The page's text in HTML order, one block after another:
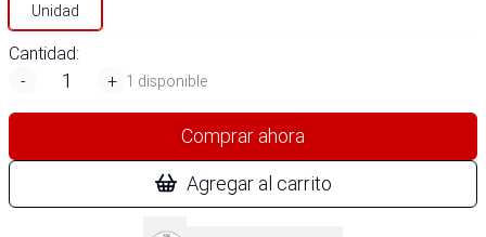
Unidad
Cantidad:
-
+ 1 disponible
Comprar ahora
Agregar al carrito